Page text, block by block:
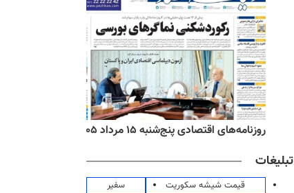
روزنامه‌های اقتصادی پنج‌شنبه ۱۵ مرداد ۱۴۰۵
تبلیغات
قیمت شیشه سکوریت
سفیر